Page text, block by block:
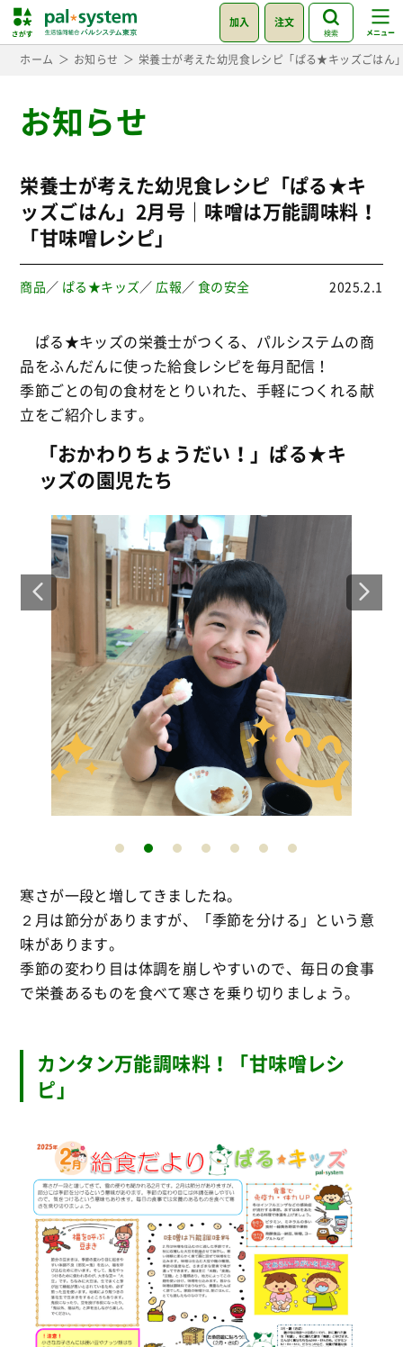
加入 注文
検索
ホーム お知らせ 栄養士が考えた幼児食レシピ「ぱる★キッズごはん
お知らせ
栄養士が考えた幼児食レシピ「ぱる★キ
ッズごはん」2月号｜味噌は万能調味料！
「甘味噌レシピ」
商品／ ぱる★キッズ／ 広報／ 食の安全 2025.2.1
ぱる★キッズの栄養士がつくる、パルシステムの商
品をふんだんに使った給食レシピを毎月配信！
季節ごとの旬の食材をとりいれた、手軽につくれる献
立をご紹介します。
「おかわりちょうだい！」ぱる★キ
ッズの園児たち
寒さが一段と増してきましたね。
２月は節分がありますが、「季節を分ける」という意
味があります。
季節の変わり目は体調を崩しやすいので、毎日の食事
で栄養あるものを食べて寒さを乗り切りましょう。
カンタン万能調味料！「甘味噌レシ
ピ」